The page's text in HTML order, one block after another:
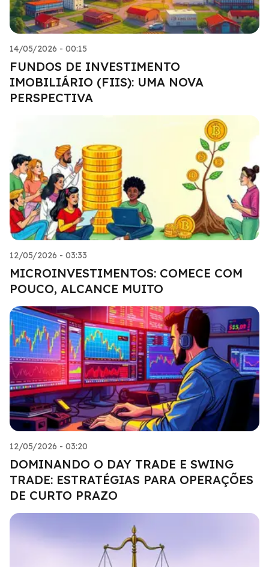
14/05/2026 - 00:15
FUNDOS DE INVESTIMENTO
IMOBILIÁRIO (FIIS): UMA NOVA
PERSPECTIVA
12/05/2026 - 03:33
MICROINVESTIMENTOS: COMECE COM
POUCO, ALCANCE MUITO
12/05/2026 - 03:20
DOMINANDO O DAY TRADE E SWING
TRADE: ESTRATÉGIAS PARA OPERAÇÕES
DE CURTO PRAZO